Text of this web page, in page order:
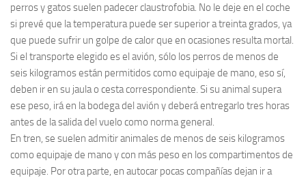
perros y gatos suelen padecer claustrofobia. No le deje en el coche
si prevé que la temperatura puede ser superior a treinta grados, ya
que puede sufrir un golpe de calor que en ocasiones resulta mortal.
Si el transporte elegido es el avión, sólo los perros de menos de
seis kilogramos están permitidos como equipaje de mano, eso sí,
deben ir en su jaula o cesta correspondiente. Si su animal supera
ese peso, irá en la bodega del avión y deberá entregarlo tres horas
antes de la salida del vuelo como norma general.
En tren, se suelen admitir animales de menos de seis kilogramos
como equipaje de mano y con más peso en los compartimentos de
equipaje. Por otra parte, en autocar pocas compañías dejan ir a